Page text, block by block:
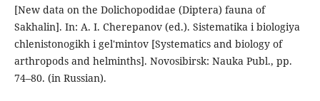
[New data on the Dolichopodidae (Diptera) fauna of
Sakhalin]. In: A. I. Cherepanov (ed.). Sistematika i biologiya
chlenistonogikh i gel'mintov [Systematics and biology of
arthropods and helminths]. Novosibirsk: Nauka Publ., pp.
74–80. (in Russian).